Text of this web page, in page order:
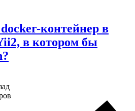
контейнер в
в котором бы